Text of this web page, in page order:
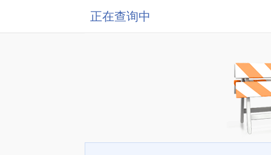
正在查询中